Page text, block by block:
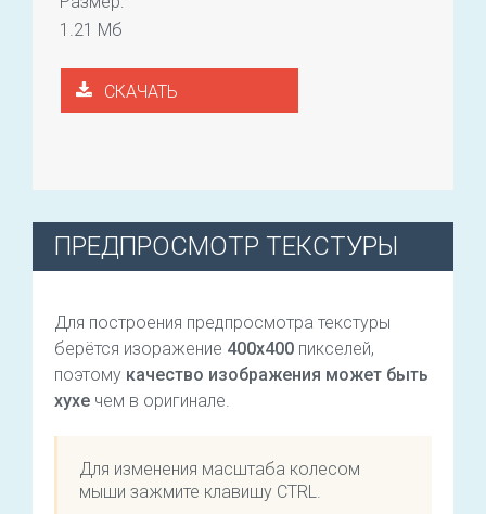
1.21 Мб
СКАЧАТЬ
ПРЕДПРОСМОТР ТЕКСТУРЫ
Для построения предпросмотра текстуры
берётся изоражение 400х400 пикселей,
поэтому качество изображения может быть
хухе чем в оригинале.
Для изменения масштаба колесом
мыши зажмите клавишу CTRL.